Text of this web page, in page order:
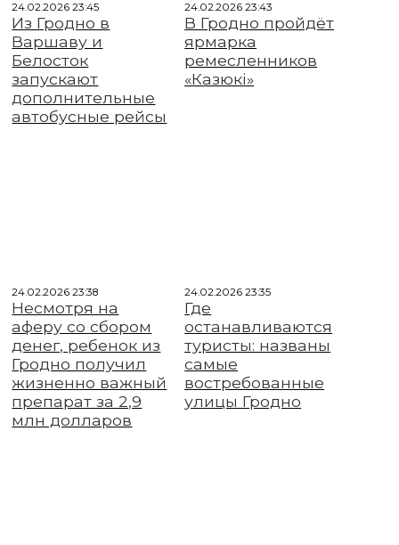
24.02.2026 23:45
Из Гродно в
Варшаву и
Белосток
запускают
дополнительные
автобусные рейсы
24.02.2026 23:43
В Гродно пройдёт
ярмарка
ремесленников
«Казюкі»
24.02.2026 23:38
Несмотря на
аферу со сбором
денег, ребенок из
Гродно получил
жизненно важный
препарат за 2,9
млн долларов
24.02.2026 23:35
Где
останавливаются
туристы: названы
самые
востребованные
улицы Гродно